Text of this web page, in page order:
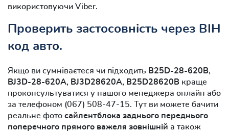
використовуючи Viber.
Проверить застосовність через ВІН
код авто.
Якщо ви сумніваєтеся чи підходить B25D-28-620B,
BJ3D-28-620A, BJ3D28620A, B25D28620B краще
проконсультуватися у нашого менеджера онлайн або
за телефоном (067) 508-47-15. Тут ви можете бачити
реальне фото сайлентблока заднього переднього
поперечного прямого важеля зовнішній а також